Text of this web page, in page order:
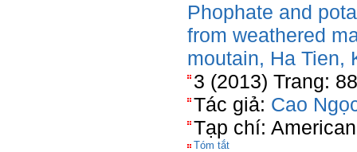
Phophate and
from weathered
moutain, Ha Tien,
3 (2013) Trang: 88
Tác giả: Cao
Tạp chí:
Tóm tắt